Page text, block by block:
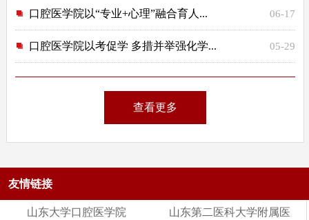
口腔医学院以“专业+心理”融合育人... 06-17
口腔医学院以考促学 多措并举强化学... 05-29
查看更多
友情链接
山东大学口腔医学院 山东第二医科大学附属医